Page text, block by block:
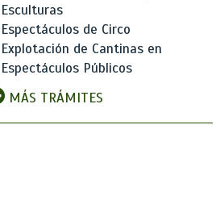
Esculturas
Espectáculos de Circo
Explotación de Cantinas en
Espectáculos Públicos
MÁS TRÁMITES